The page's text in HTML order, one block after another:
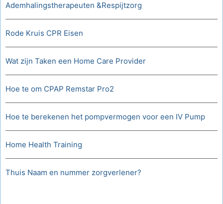
Ademhalingstherapeuten &Respijtzorg
Rode Kruis CPR Eisen
Wat zijn Taken een Home Care Provider
Hoe te om CPAP Remstar Pro2
Hoe te berekenen het pompvermogen voor een IV Pump
Home Health Training
Thuis Naam en nummer zorgverlener?